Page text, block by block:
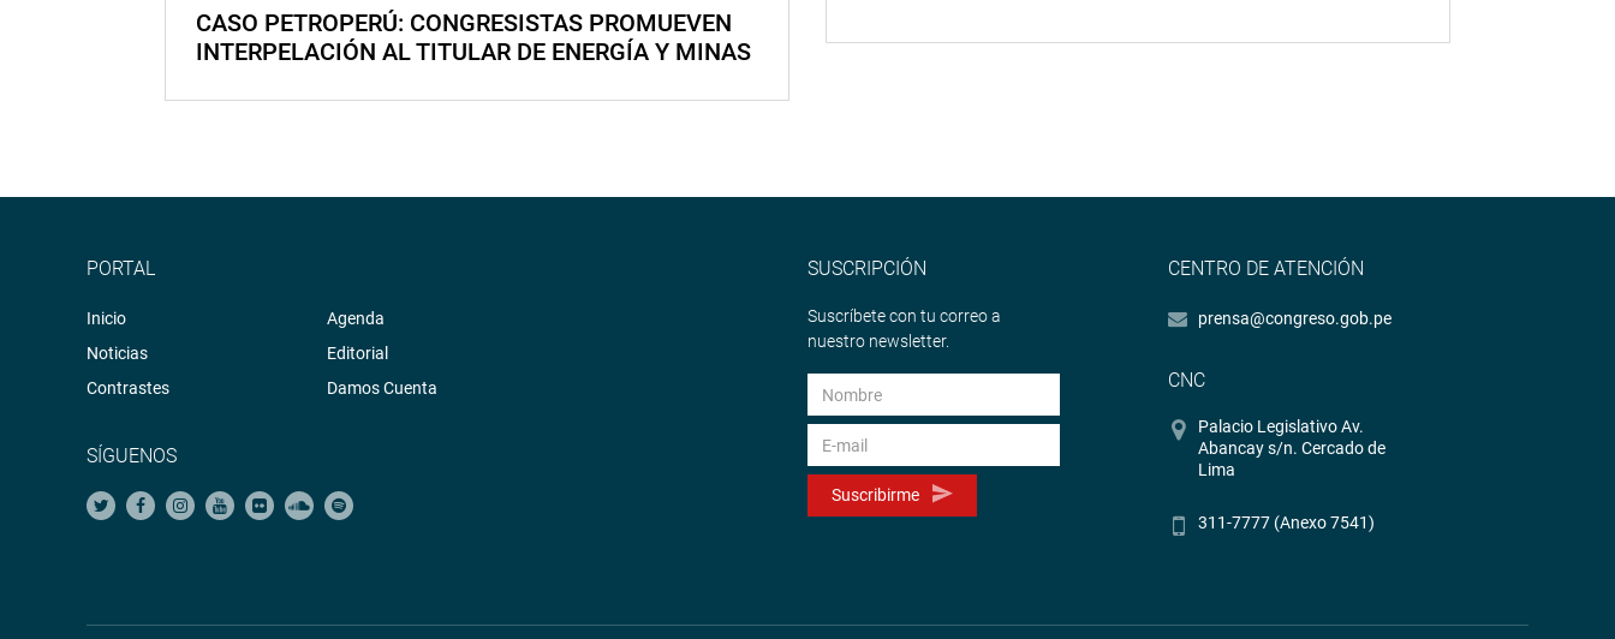
CASO PETROPERÚ: CONGRESISTAS PROMUEVEN
INTERPELACIÓN AL TITULAR DE ENERGÍA Y MINAS
PORTAL
Inicio
Noticias
Contrastes
Agenda
Editorial
Damos Cuenta
SÍGUENOS
SUSCRIPCIÓN
Suscríbete con tu correo a
nuestro newsletter.
Suscribirme
CENTRO DE ATENCIÓN
prensa@congreso.gob.pe
CNC
Palacio Legislativo Av.
Abancay s/n. Cercado de
Lima
311-7777 (Anexo 7541)